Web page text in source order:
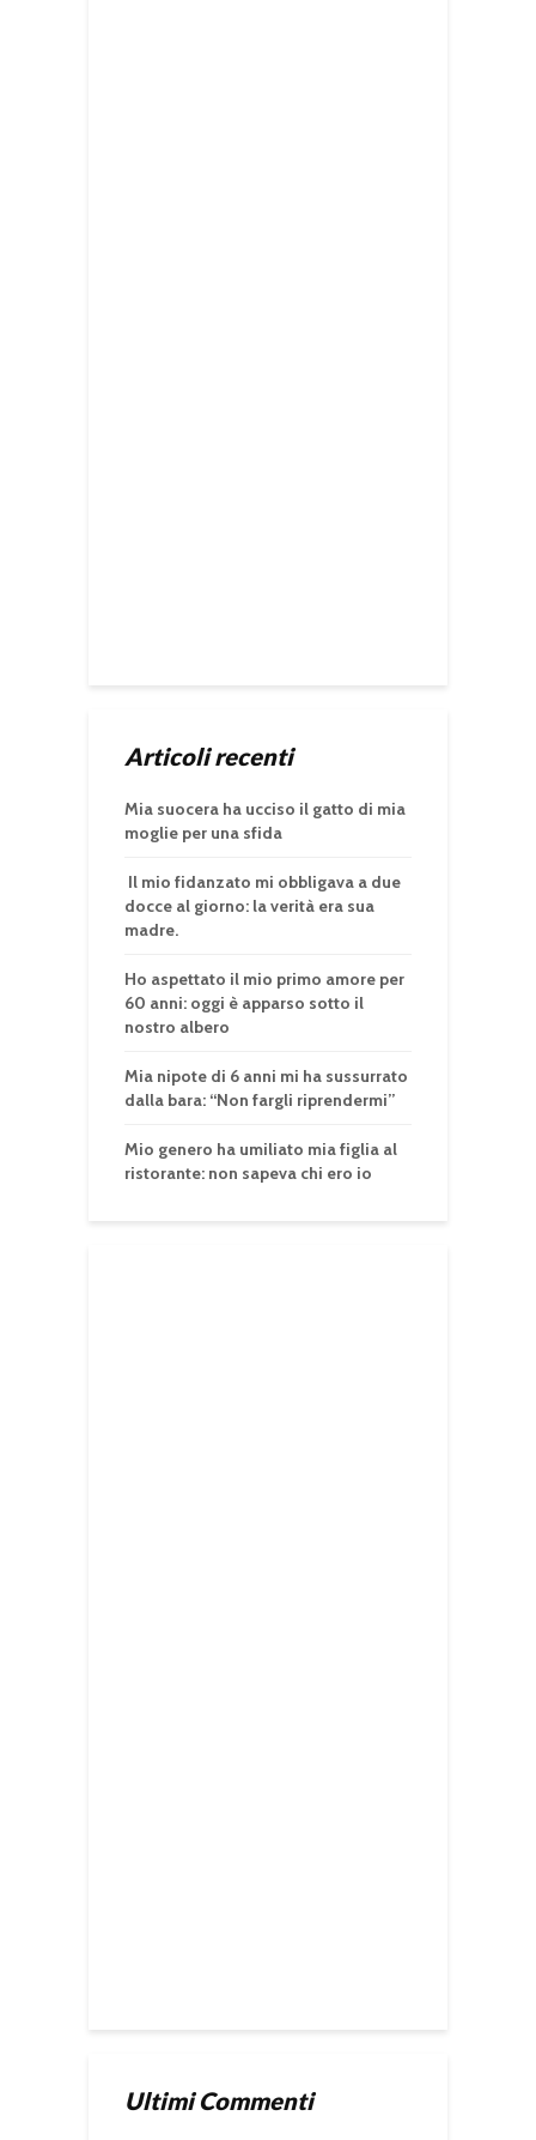
Articoli recenti
Mia suocera ha ucciso il gatto di mia
moglie per una sfida
Il mio fidanzato mi obbligava a due
docce al giorno: la verità era sua
madre.
Ho aspettato il mio primo amore per
60 anni: oggi è apparso sotto il
nostro albero
Mia nipote di 6 anni mi ha sussurrato
dalla bara: “Non fargli riprendermi”
Mio genero ha umiliato mia figlia al
ristorante: non sapeva chi ero io
Ultimi Commenti